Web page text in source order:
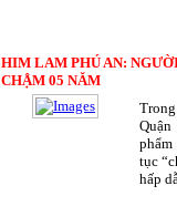
HIM LAM PHÚ AN:
CHẬM 05 NĂM
Quận
tục
hấp